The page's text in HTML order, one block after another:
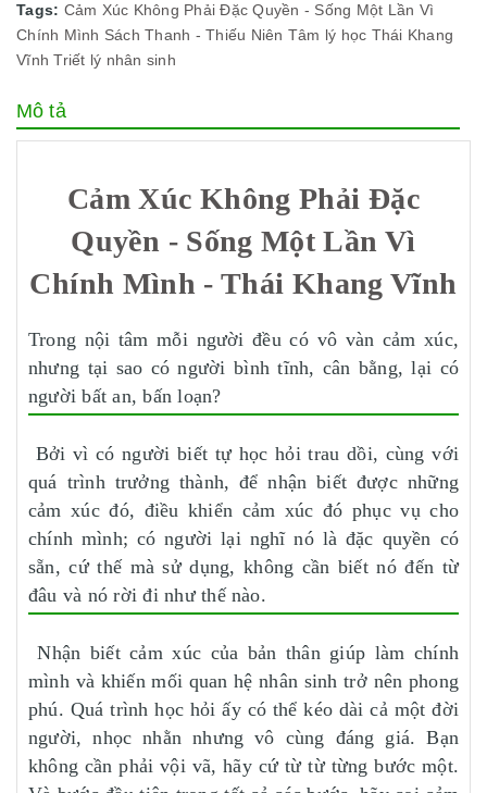
Tags: Cảm Xúc Không Phải Đặc Quyền - Sống Một Lần Vì
Chính Mình Sách Thanh - Thiếu Niên Tâm lý học Thái Khang
Vĩnh Triết lý nhân sinh
Mô tả
Cảm Xúc Không Phải Đặc
Quyền - Sống Một Lần Vì
Chính Mình - Thái Khang Vĩnh
Trong nội tâm mỗi người đều có vô vàn cảm xúc,
nhưng tại sao có người bình tĩnh, cân bằng, lại có
người bất an, bấn loạn?
Bởi vì có người biết tự học hỏi trau dồi, cùng với
quá trình trưởng thành, để nhận biết được những
cảm xúc đó, điều khiển cảm xúc đó phục vụ cho
chính mình; có người lại nghĩ nó là đặc quyền có
sẵn, cứ thế mà sử dụng, không cần biết nó đến từ
đâu và nó rời đi như thế nào.
Nhận biết cảm xúc của bản thân giúp làm chính
mình và khiến mối quan hệ nhân sinh trở nên phong
phú. Quá trình học hỏi ấy có thể kéo dài cả một đời
người, nhọc nhằn nhưng vô cùng đáng giá. Bạn
không cần phải vội vã, hãy cứ từ từ từng bước một.